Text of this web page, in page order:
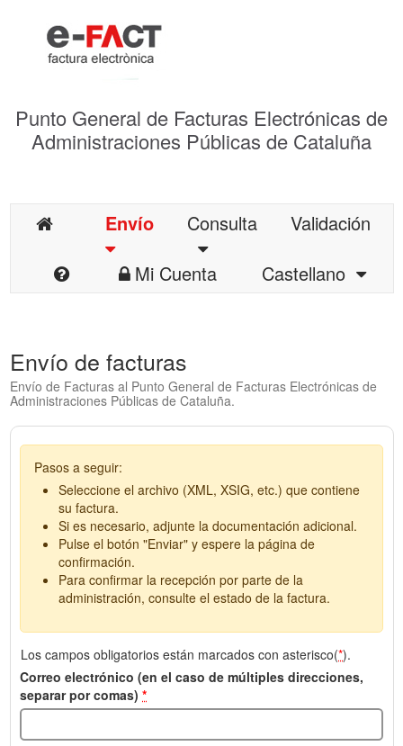
Punto General de Facturas Electrónicas de
Administraciones Públicas de Cataluña
Envío Consulta
Validación
Mi Cuenta
Castellano
Envío de facturas
Envío de Facturas al Punto General de Facturas Electrónicas de
Administraciones Públicas de Cataluña.
Pasos a seguir:
Seleccione el archivo (XML, XSIG, etc.) que contiene
su factura.
Si es necesario, adjunte la documentación adicional.
Pulse el botón "Enviar" y espere la página de
confirmación.
Para confirmar la recepción por parte de la
administración, consulte el estado de la factura.
Los campos obligatorios están marcados con asterisco(*).
Correo electrónico (en el caso de múltiples direcciones,
separar por comas) *